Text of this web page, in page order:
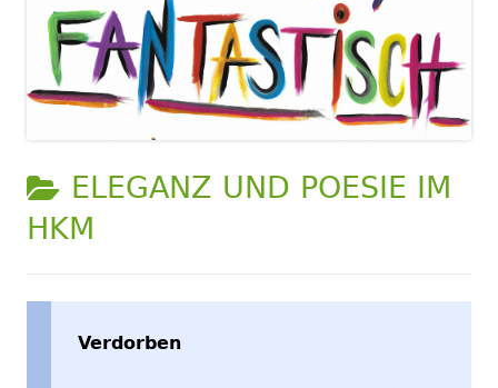
KATEGORIE:
ELEGANZ UND POESIE IM
HKM
Verdorben